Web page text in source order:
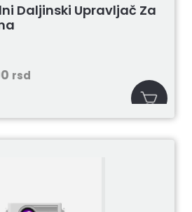
Daljinski Upravljač Za
rsd